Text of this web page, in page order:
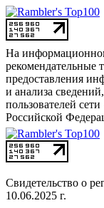
На
рекомендательные
предоставления
и анализа
пользователей
Российской
Свидетельство о
10.06.2025 г.